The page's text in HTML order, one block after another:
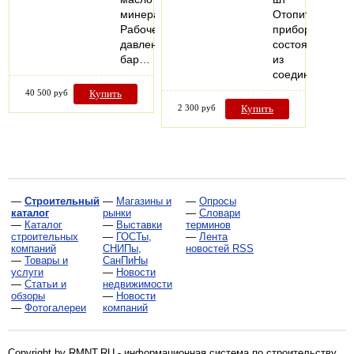
минеральное
Рабочее
давление,
бар…
40 500 руб Купить
Отопительный
прибор,
состоящий
из
соединенных…
2 300 руб Купить
— Строительный
каталог
— Каталог
строительных
компаний
— Товары и
услуги
— Статьи и
обзоры
— Фотогалереи
— Магазины и
рынки
— Выставки
— ГОСТы,
СНИПы,
СанПиНы
— Новости
недвижимости
— Новости
компаний
— Опросы
— Словари
терминов
— Лента
новостей RSS